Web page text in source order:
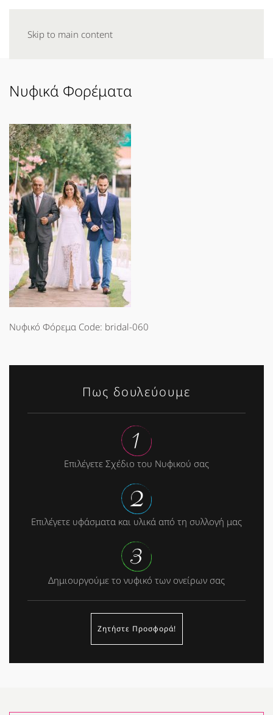
Skip to main content
Νυφικά Φορέματα
Νυφικό Φόρεμα Code: bridal-060
Πως δουλεύουμε
Επιλέγετε Σχέδιο του Νυφικού σας
Επιλέγετε υφάσματα και υλικά από τη συλλογή μας
Δημιουργούμε το νυφικό των ονείρων σας
Ζητήστε Προσφορά!